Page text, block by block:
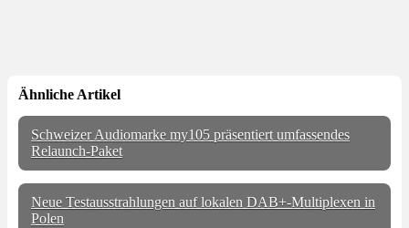
Ähnliche Artikel
Schweizer Audiomarke my105 präsentiert umfassendes
Relaunch-Paket
Neue Testausstrahlungen auf lokalen DAB+-Multiplexen in
Polen